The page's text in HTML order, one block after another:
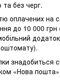
та без черг.
оплачених на
до 10 000 грн
знадобиться
«Нова пошта»